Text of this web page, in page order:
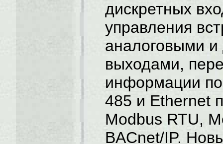
дискретных
управления
аналоговыми
выходами,
информации
485 и Ethernet
Modbus RTU,
BACnet/IP.